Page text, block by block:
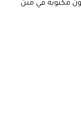
مكتوبة في متن